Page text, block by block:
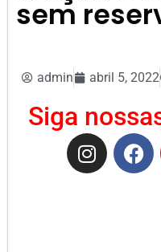
sem
admin abril 5, 2022
Siga